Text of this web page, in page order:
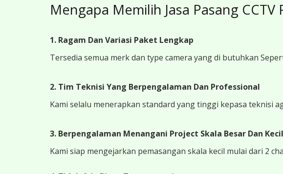
Mengapa Memilih Jasa Pasang
1. Ragam Dan Variasi Paket Lengkap
Tersedia semua merk dan type camera yang di butuhkan
2. Tim Teknisi Yang Berpengalaman Dan Professional
Kami selalu menerapkan standard yang tinggi kepasa teknisi
3. Berpengalaman Menangani Project Skala Besar Dan Kecil
Kami siap mengejarkan pemasangan skala kecil mulai dari 2